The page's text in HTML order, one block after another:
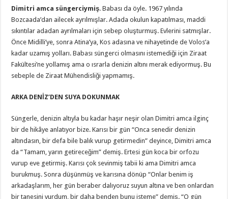
Dimitri amca süngerciymiş. Babası da öyle. 1967 yılında
Bozcaada’dan ailecek ayrılmışlar. Adada okulun kapatılması, maddi
sıkıntılar adadan ayrılmaları için sebep oluşturmuş. Evlerini satmışlar.
Önce Midilli’ye, sonra Atina’ya, Kos adasına ve nihayetinde de Volos’a
kadar uzamış yolları. Babası süngerci olmasını istemediği için Ziraat
Fakültesi’ne yollamış ama o ısrarla denizin altını merak ediyormuş. Bu
sebeple de Ziraat Mühendisliği yapmamış.
ARKA DENİZ’DEN SUYA DOKUNMAK
Süngerle, denizin altıyla bu kadar haşır neşir olan Dimitri amca ilginç
bir de hikâye anlatıyor bize. Karısı bir gün “Onca senedir denizin
altındasın, bir defa bile balık vurup getirmedin” deyince, Dimitri amca
da “Tamam, yarın getireceğim” demiş. Ertesi gün koca bir orfozu
vurup eve getirmiş. Karısı çok sevinmiş tabii ki ama Dimitri amca
burukmuş. Sonra düşünmüş ve karısına dönüp “Onlar benim iş
arkadaşlarım, her gün beraber dalıyoruz suyun altına ve ben onlardan
bir tanesini vurdum, bir daha benden bunu isteme” demiş. “O gün